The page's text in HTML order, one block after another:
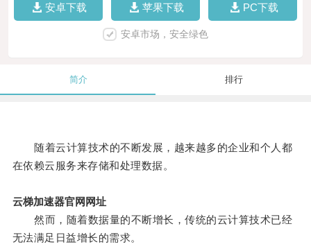
安卓下载 苹果下载 PC下载
安卓市场，安全绿色
简介 排行
随着云计算技术的不断发展，越来越多的企业和个人都
在依赖云服务来存储和处理数据。
云梯加速器官网网址
然而，随着数据量的不断增长，传统的云计算技术已经
无法满足日益增长的需求。